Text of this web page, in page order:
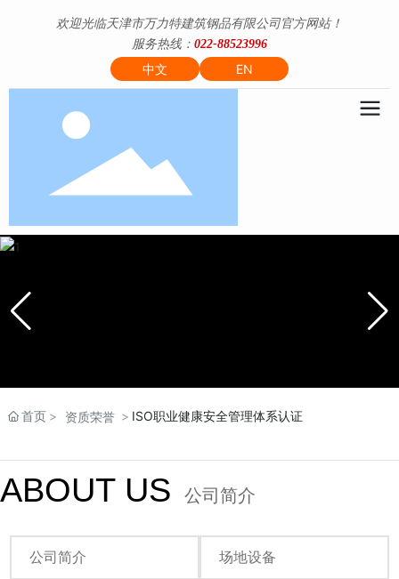
欢迎光临天津市万力特建筑钢品有限公司官方网站！
服务热线： 022-88523996
中文 EN
首页 资质荣誉 ISO职业健康安全管理体系认证
ABOUT US 公司简介
公司简介 场地设备